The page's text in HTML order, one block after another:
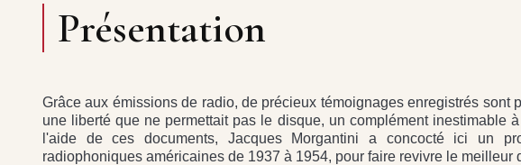
Présentation
Grâce aux émissions de radio, de précieux témoignages enregistrés sont
une liberté que ne permettait pas le disque, un complément inestimable
l'aide de ces documents, Jacques Morgantini a concocté ici un
radiophoniques américaines de 1937 à 1954, pour faire revivre le meilleur